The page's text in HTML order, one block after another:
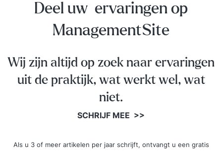
Deel uw ervaringen op
ManagementSite
Wij zijn altijd op zoek naar ervaringen
uit de praktijk, wat werkt wel, wat
niet.
SCHRIJF MEE >>
Als u 3 of meer artikelen per jaar schrijft, ontvangt u een gratis